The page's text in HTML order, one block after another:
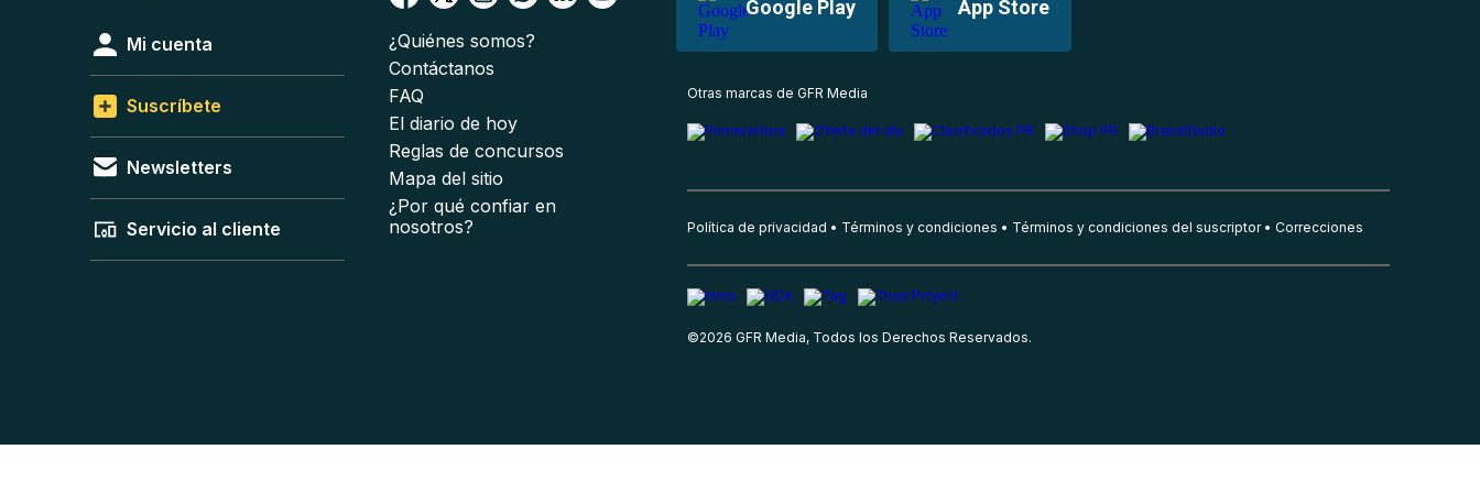
Google Play App Store
Mi cuenta
Suscríbete
Newsletters
Servicio al cliente
¿Quiénes somos?
Contáctanos
FAQ
El diario de hoy
Reglas de concursos
Mapa del sitio
¿Por qué confiar en
nosotros?
Otras marcas de GFR Media
Política de privacidad Términos y condiciones Términos y condiciones del suscriptor Correcciones
©2026 GFR Media, Todos los Derechos Reservados.